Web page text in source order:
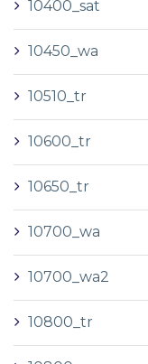
10400_sat
10450_wa
10510_tr
10600_tr
10650_tr
10700_wa
10700_wa2
10800_tr